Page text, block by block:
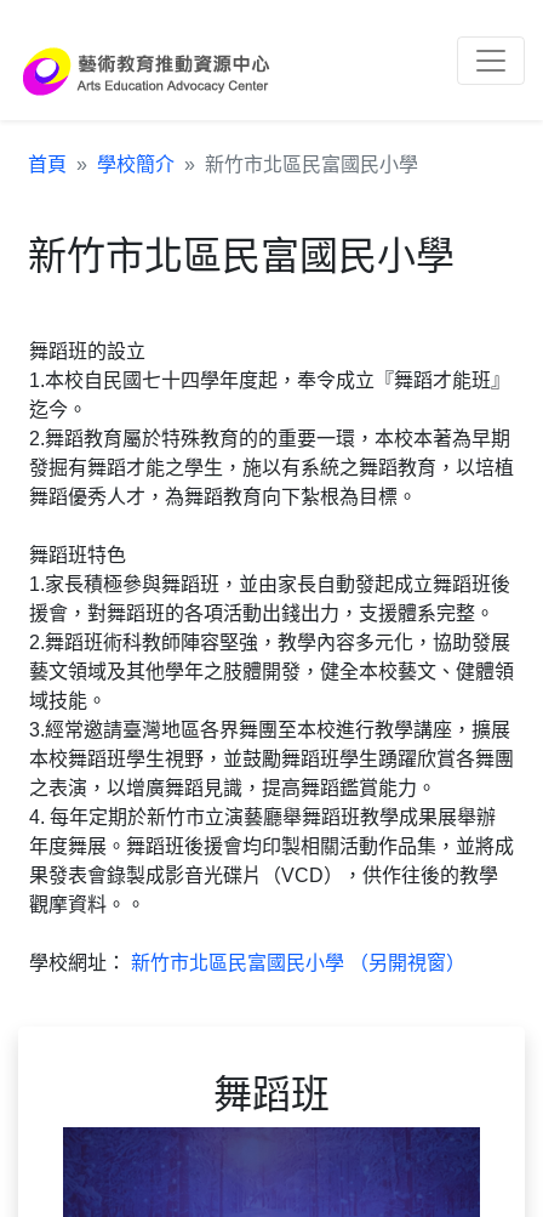
首頁 學校簡介 新竹市北區民富國民小學
新竹市北區民富國民小學
舞蹈班的設立
1.本校自民國七十四學年度起，奉令成立『舞蹈才能班』
迄今。
2.舞蹈教育屬於特殊教育的的重要一環，本校本著為早期
發掘有舞蹈才能之學生，施以有系統之舞蹈教育，以培植
舞蹈優秀人才，為舞蹈教育向下紮根為目標。
舞蹈班特色
1.家長積極參與舞蹈班，並由家長自動發起成立舞蹈班後
援會，對舞蹈班的各項活動出錢出力，支援體系完整。
2.舞蹈班術科教師陣容堅強，教學內容多元化，協助發展
藝文領域及其他學年之肢體開發，健全本校藝文、健體領
域技能。
3.經常邀請臺灣地區各界舞團至本校進行教學講座，擴展
本校舞蹈班學生視野，並鼓勵舞蹈班學生踴躍欣賞各舞團
之表演，以增廣舞蹈見識，提高舞蹈鑑賞能力。
4. 每年定期於新竹市立演藝廳舉舞蹈班教學成果展舉辦
年度舞展。舞蹈班後援會均印製相關活動作品集，並將成
果發表會錄製成影音光碟片（VCD），供作往後的教學
觀摩資料。。
學校網址： 新竹市北區民富國民小學 （另開視窗）
舞蹈班